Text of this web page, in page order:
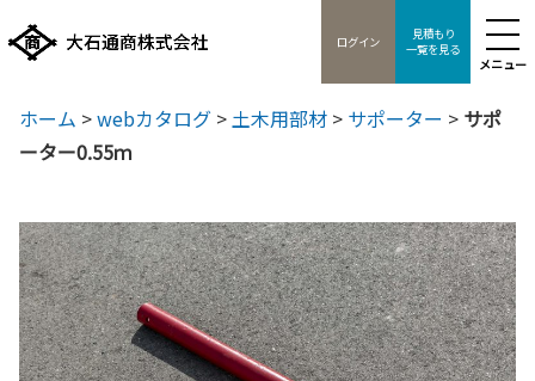
メニュー
ログイン
見積もり
一覧を見る
ホーム >webカタログ >土木用部材 > サポーター > サポ
ーター0.55ｍ